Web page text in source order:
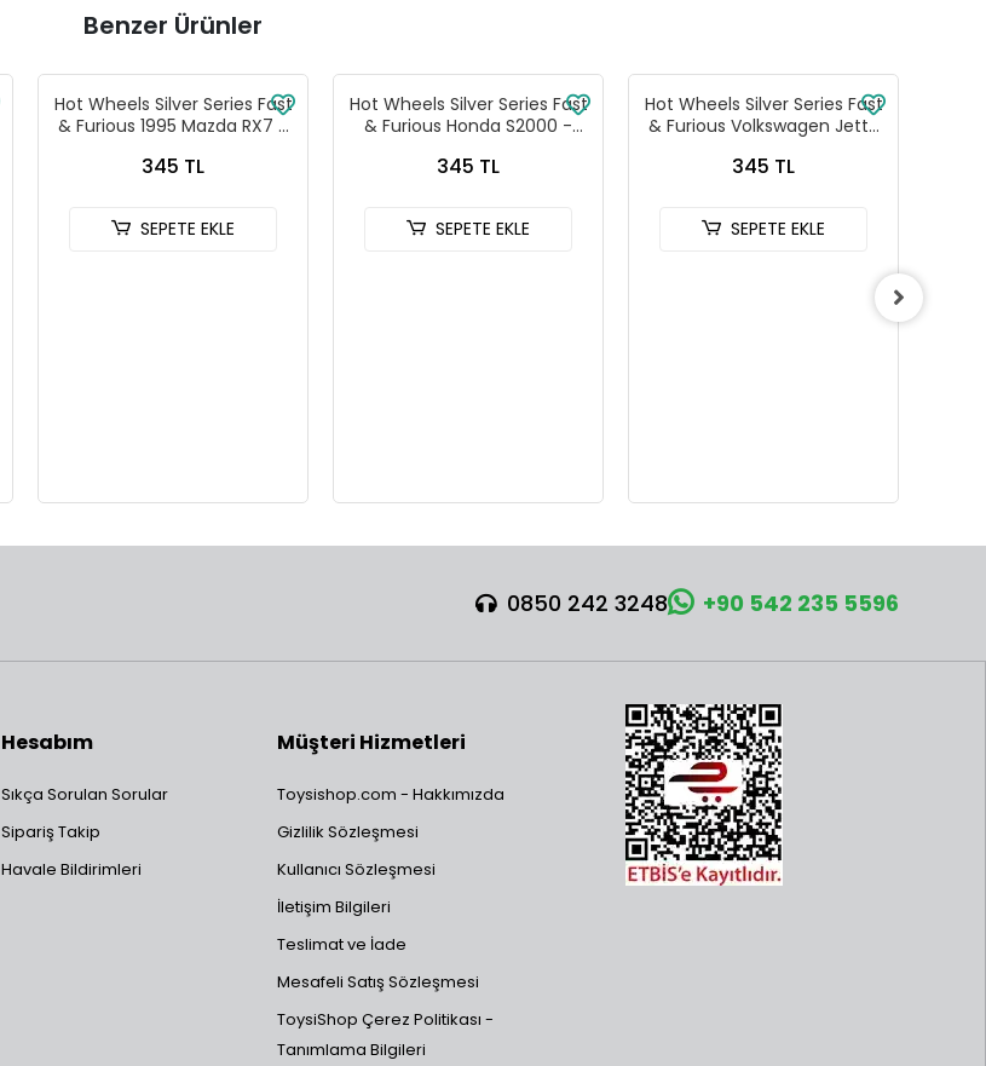
Benzer Ürünler
Hot Wheels Silver Series Fast
& Furious 1995 Mazda RX7 -
345 TL
SEPETE EKLE
Hot Wheels Silver Series Fast
& Furious Honda S2000 -
345 TL
SEPETE EKLE
Hot Wheels Silver Series Fast
& Furious Volkswagen Jetta
345 TL
SEPETE EKLE
0850 242 3248 +90 542 235 5596
Hesabım
Sıkça Sorulan Sorular
Sipariş Takip
Havale Bildirimleri
Müşteri Hizmetleri
Toysishop.com - Hakkımızda
Gizlilik Sözleşmesi
Kullanıcı Sözleşmesi
İletişim Bilgileri
Teslimat ve İade
Mesafeli Satış Sözleşmesi
ToysiShop Çerez Politikası -
Tanımlama Bilgileri